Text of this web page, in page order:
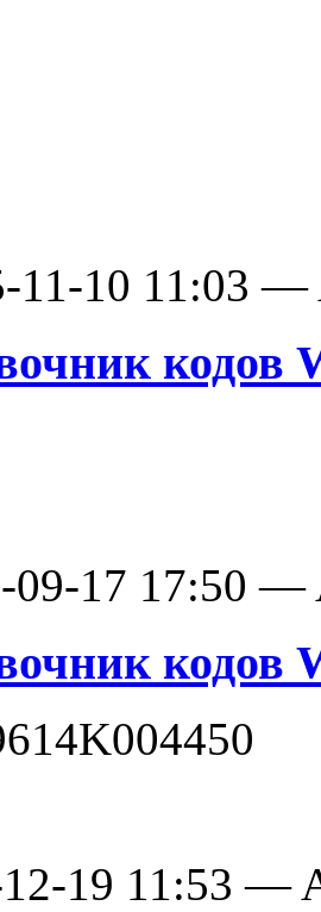
11-10 11:03 —
кодов
09-17 17:50 —
кодов
19 11:53 —